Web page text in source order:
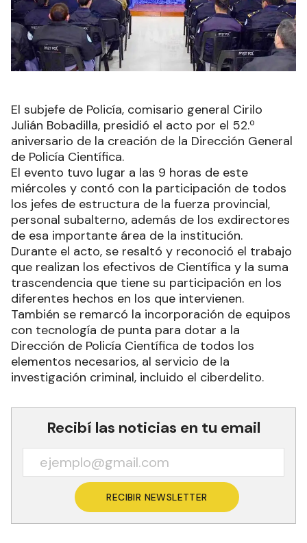
El subjefe de Policía, comisario general Cirilo
Julián Bobadilla, presidió el acto por el 52.º
aniversario de la creación de la Dirección General
de Policía Científica.
El evento tuvo lugar a las 9 horas de este
miércoles y contó con la participación de todos
los jefes de estructura de la fuerza provincial,
personal subalterno, además de los exdirectores
de esa importante área de la institución.
Durante el acto, se resaltó y reconoció el trabajo
que realizan los efectivos de Científica y la suma
trascendencia que tiene su participación en los
diferentes hechos en los que intervienen.
También se remarcó la incorporación de equipos
con tecnología de punta para dotar a la
Dirección de Policía Científica de todos los
elementos necesarios, al servicio de la
investigación criminal, incluido el ciberdelito.
Recibí las noticias en tu email
RECIBIR NEWSLETTER